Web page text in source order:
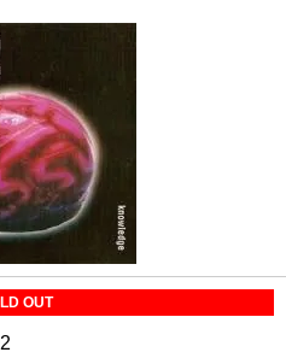
OUT